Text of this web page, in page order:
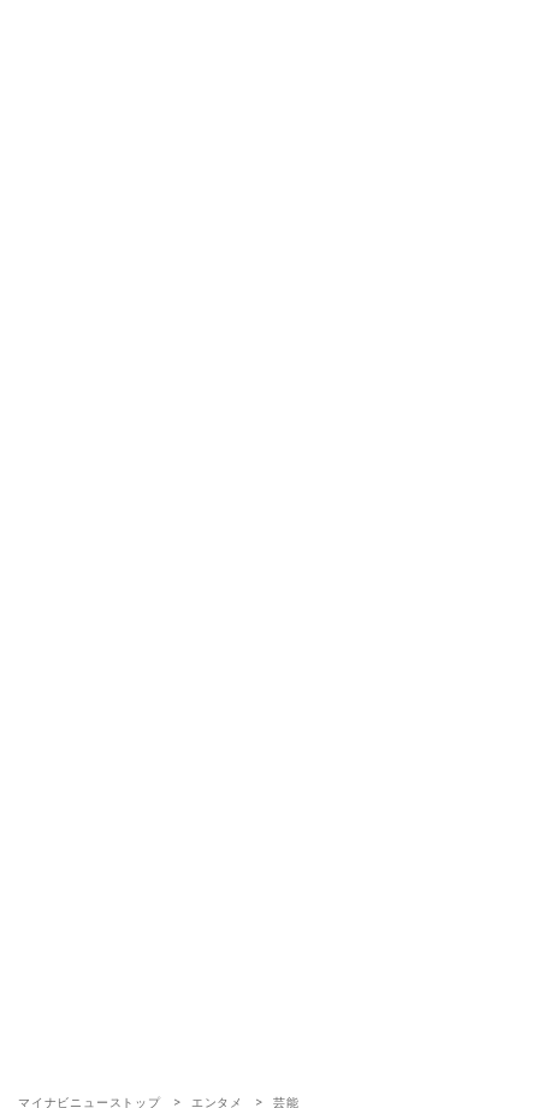
マイナビニューストップ エンタメ
芸能